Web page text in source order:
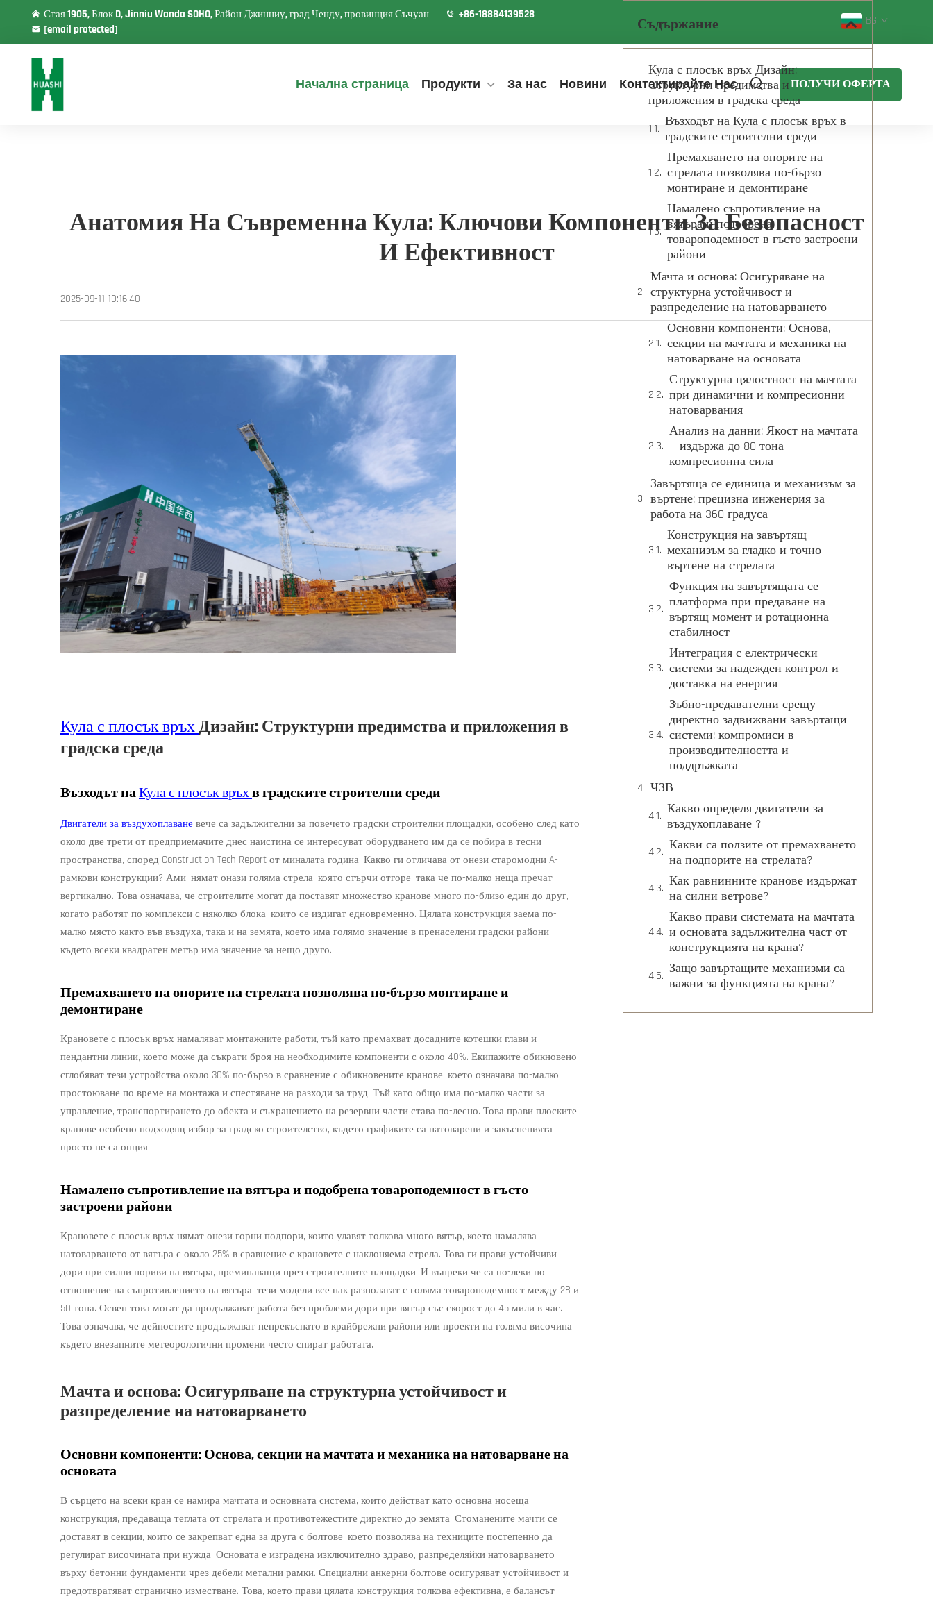
Стая 1905, Блок D, Jinniu Wanda SOHO, Район Джинниу, град Ченду, провинция Съчуан
+86-18884139528
[email protected]
BG
Начална страница Продукти За нас Новини Контактирайте Нас ПОЛУЧИ ОФЕРТА
Анатомия На Съвременна Кула: Ключови Компоненти За Безопасност
И Ефективност
2025-09-11 10:16:40
Кула с плосък връхДизайн: Структурни предимства и приложения в
градска среда
Възходът наКула с плосък връхв градските строителни среди
Двигатели за въздухоплаване вече са задължителни за повечето градски строителни площадки, особено след като
около две трети от предприемачите днес наистина се интересуват оборудването им да се побира в тесни
пространства, според Construction Tech Report от миналата година. Какво ги отличава от онези старомодни A-
рамкови конструкции? Ами, нямат онази голяма стрела, която стърчи отгоре, така че по-малко неща пречат
вертикално. Това означава, че строителите могат да поставят множество кранове много по-близо един до друг,
когато работят по комплекси с няколко блока, които се издигат едновременно. Цялата конструкция заема по-
малко място както във въздуха, така и на земята, което има голямо значение в пренаселени градски райони,
където всеки квадратен метър има значение за нещо друго.
Премахването на опорите на стрелата позволява по-бързо монтиране и
демонтиране
Крановете с плосък връх намаляват монтажните работи, тъй като премахват досадните котешки глави и
пендантни линии, което може да съкрати броя на необходимите компоненти с около 40%. Екипажите обикновено
сглобяват тези устройства около 30% по-бързо в сравнение с обикновените кранове, което означава по-малко
простоюване по време на монтажа и спестяване на разходи за труд. Тъй като общо има по-малко части за
управление, транспортирането до обекта и съхранението на резервни части става по-лесно. Това прави плоските
кранове особено подходящ избор за градско строителство, където графиките са натоварени и закъсненията
просто не са опция.
Намалено съпротивление на вятъра и подобрена товароподемност в гъсто
застроени райони
Крановете с плосък връх нямат онези горни подпори, които улавят толкова много вятър, което намалява
натоварването от вятъра с около 25% в сравнение с крановете с наклоняема стрела. Това ги прави устойчиви
дори при силни пориви на вятъра, преминаващи през строителните площадки. И въпреки че са по-леки по
отношение на съпротивлението на вятъра, тези модели все пак разполагат с голяма товароподемност между 28 и
50 тона. Освен това могат да продължават работа без проблеми дори при вятър със скорост до 45 мили в час.
Това означава, че дейностите продължават непрекъснато в крайбрежни райони или проекти на голяма височина,
където внезапните метеорологични промени често спират работата.
Мачта и основа: Осигуряване на структурна устойчивост и
разпределение на натоварването
Основни компоненти: Основа, секции на мачтата и механика на натоварване на
основата
В сърцето на всеки кран се намира мачтата и основната система, които действат като основна носеща
конструкция, предаваща теглата от стрелата и противотежестите директно до земята. Стоманените мачти се
доставят в секции, които се закрепват една за друга с болтове, което позволява на техниците постепенно да
регулират височината при нужда. Основата е изградена изключително здраво, разпределяйки натоварването
върху бетонни фундаменти чрез дебели метални рамки. Специални анкерни болтове осигуряват устойчивост и
предотвратяват странично изместване. Това, което прави цялата конструкция толкова ефективна, е балансът
Съдържание
Кула с плосък връх Дизайн:
Структурни предимства и
приложения в градска среда
Възходът на Кула с плосък връх в
градските строителни среди
Премахването на опорите на
стрелата позволява по-бързо
монтиране и демонтиране
Намалено съпротивление на
вятъра и подобрена
товароподемност в гъсто застроени
райони
Мачта и основа: Осигуряване на
структурна устойчивост и
разпределение на натоварването
Основни компоненти: Основа,
секции на мачтата и механика на
натоварване на основата
Структурна цялостност на мачтата
при динамични и компресионни
натоварвания
Анализ на данни: Якост на мачтата
— издържа до 80 тона
компресионна сила
Завъртяща се единица и механизъм за
въртене: прецизна инженерия за
работа на 360 градуса
Конструкция на завъртящ
механизъм за гладко и точно
въртене на стрелата
Функция на завъртящата се
платформа при предаване на
въртящ момент и ротационна
стабилност
Интеграция с електрически
системи за надежден контрол и
доставка на енергия
Зъбно-предавателни срещу
директно задвижвани завъртащи
системи: компромиси в
производителността и
поддръжката
ЧЗВ
Какво определя двигатели за
въздухоплаване ?
Какви са ползите от премахването
на подпорите на стрелата?
Как равнинните кранове издържат
на силни ветрове?
Какво прави системата на мачтата
и основата задължителна част от
конструкцията на крана?
Защо завъртащите механизми са
важни за функцията на крана?